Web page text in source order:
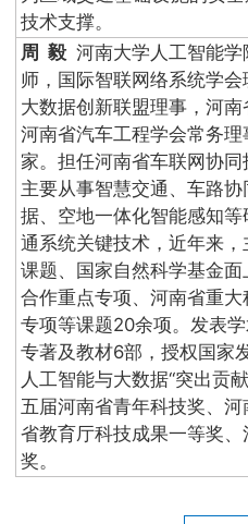
技术支撑。
周 毅 河南大学人工智能
师，国际智联网络系统学
大数据创新联盟理事，河南
河南省汽车工程学会常务
家。担任河南省车联网协同
主要从事智慧交通、车路
据、空地一体化智能感知
通系统关键技术，近年来
课题、国家自然科学基金
合作重点专项、河南省重
专项等课题20余项。发表
专著及教材6部，授权国家
人工智能与大数据“突出贡
五届河南省青年科技奖、
省教育厅科技成果一等奖
奖。